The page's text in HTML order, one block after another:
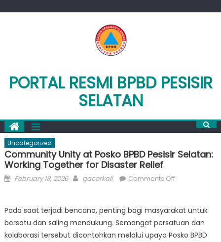
PORTAL RESMI BPBD PESISIR
SELATAN
Uncategorized
Community Unity at Posko BPBD Pesisir Selatan:
Working Together for Disaster Relief
Posted
February 18, 2026 Author
gacorkali Comments Offon
at
Posko
BPBD
Pada saat terjadi bencana, penting bagi masyarakat untuk
bersatu dan saling mendukung. Semangat persatuan dan
kolaborasi tersebut dicontohkan melalui upaya Posko BPBD